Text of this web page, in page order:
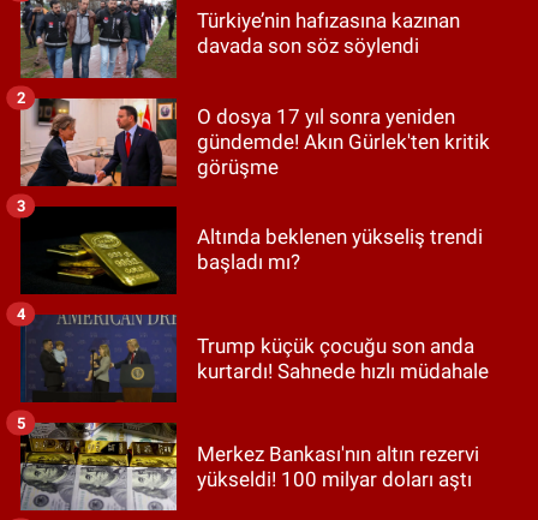
Türkiye’nin hafızasına kazınan
davada son söz söylendi
O dosya 17 yıl sonra yeniden
gündemde! Akın Gürlek'ten kritik
görüşme
2
Altında beklenen yükseliş trendi
başladı mı?
3
Trump küçük çocuğu son anda
kurtardı! Sahnede hızlı müdahale
4
Merkez Bankası'nın altın rezervi
yükseldi! 100 milyar doları aştı
5